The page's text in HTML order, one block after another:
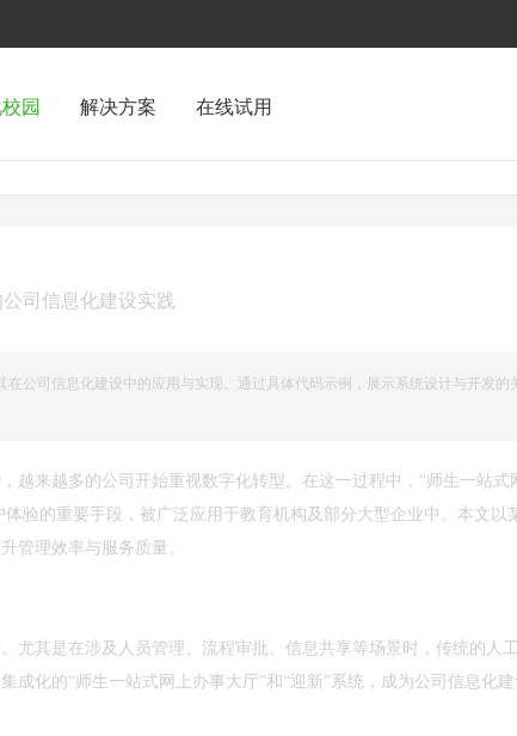
园 解决方案 在线试用
公司信息化建设实践
在公司信息化建设中的应用与实现。通过具体代码示例，展示系统设计与开发的
越来越多的公司开始重视数字化转型。在这一过程中，“师生一站式
验的重要手段，被广泛应用于教育机构及部分大型企业中。本文以
管理效率与服务质量。
尤其是在涉及人员管理、流程审批、信息共享等场景时，传统的人
成化的“师生一站式网上办事大厅”和“迎新”系统，成为公司信息化